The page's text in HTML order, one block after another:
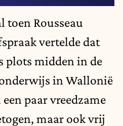
toen Rousseau
vertelde dat
plots midden in de
in Wallonië
paar vreedzame
maar ook vrij